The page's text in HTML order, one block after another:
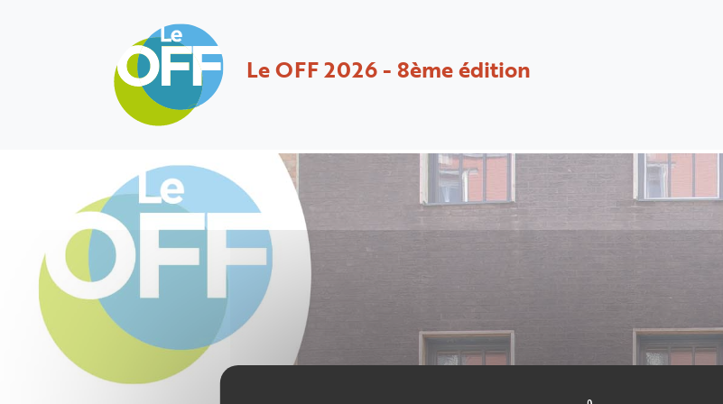
Le OFF 2026 - 8ème édition